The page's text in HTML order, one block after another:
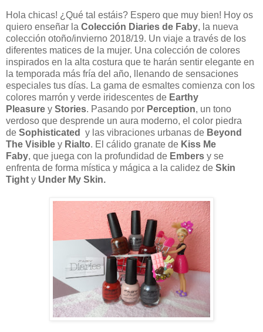
Hola chicas! ¿Qué tal estáis? Espero que muy bien! Hoy os
quiero enseñar la Colección Diaries de Faby, la nueva
colección otoño/invierno 2018/19. Un viaje a través de los
diferentes matices de la mujer. Una colección de colores
inspirados en la alta costura que te harán sentir elegante en
la temporada más fría del año, llenando de sensaciones
especiales tus días. La gama de esmaltes comienza con los
colores marrón y verde iridescentes de Earthy
Pleasure y Stories. Pasando por Perception, un tono
verdoso que desprende un aura moderno, el color piedra
de Sophisticated y las vibraciones urbanas de Beyond
The Visible y Rialto. El cálido granate de Kiss Me
Faby, que juega con la profundidad de Embers y se
enfrenta de forma mística y mágica a la calidez de Skin
Tight y Under My Skin.